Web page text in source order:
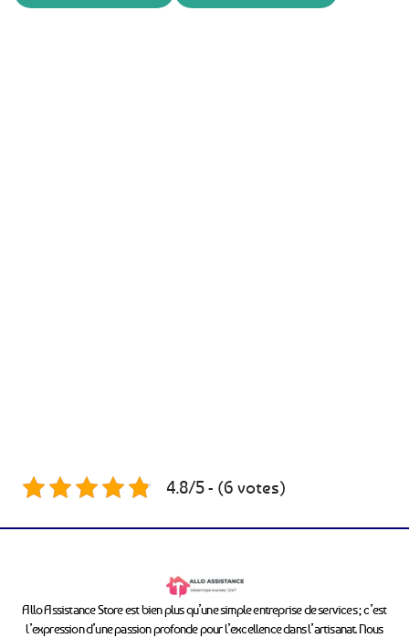
4.8/5 - (6 votes)
Allo Assistance Store est bien plus qu’une simple entreprise de services ; c’est
l’expression d’une passion profonde pour l’excellence dans l’artisanat. Nous